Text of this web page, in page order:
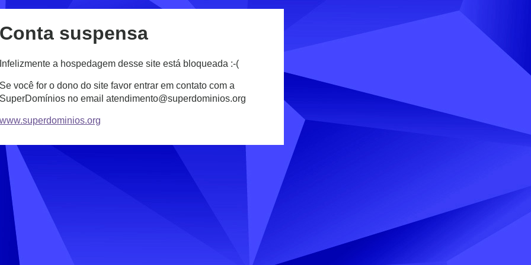
Conta suspensa
Infelizmente a hospedagem desse site está bloqueada :-(
Se você for o dono do site favor entrar em contato com a
SuperDomínios no email atendimento@superdominios.org
www.superdominios.org